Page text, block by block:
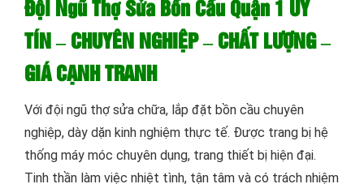
Đội Ngũ Thợ Sửa Bồn Cầu Quận 1 UY
TÍN – CHUYÊN NGHIỆP – CHẤT LƯỢNG –
GIÁ CẠNH TRANH
Với đội ngũ thợ sửa chữa, lắp đặt bồn cầu chuyên
nghiệp, dày dặn kinh nghiệm thực tế. Được trang bị hệ
thống máy móc chuyên dụng, trang thiết bị hiện đại.
Tinh thần làm việc nhiệt tình, tận tâm và có trách nhiệm